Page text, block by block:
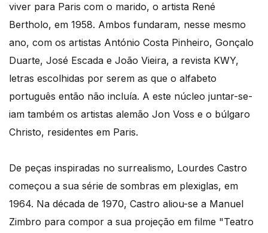
viver para Paris com o marido, o artista René
Bertholo, em 1958. Ambos fundaram, nesse mesmo
ano, com os artistas António Costa Pinheiro, Gonçalo
Duarte, José Escada e João Vieira, a revista KWY,
letras escolhidas por serem as que o alfabeto
português então não incluía. A este núcleo juntar-se-
iam também os artistas alemão Jon Voss e o búlgaro
Christo, residentes em Paris.
De peças inspiradas no surrealismo, Lourdes Castro
começou a sua série de sombras em plexiglas, em
1964. Na década de 1970, Castro aliou-se a Manuel
Zimbro para compor a sua projeção em filme "Teatro